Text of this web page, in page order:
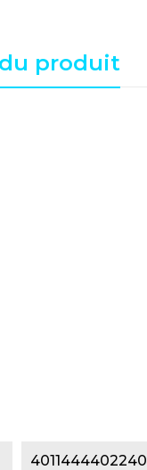
produit
4011444402240